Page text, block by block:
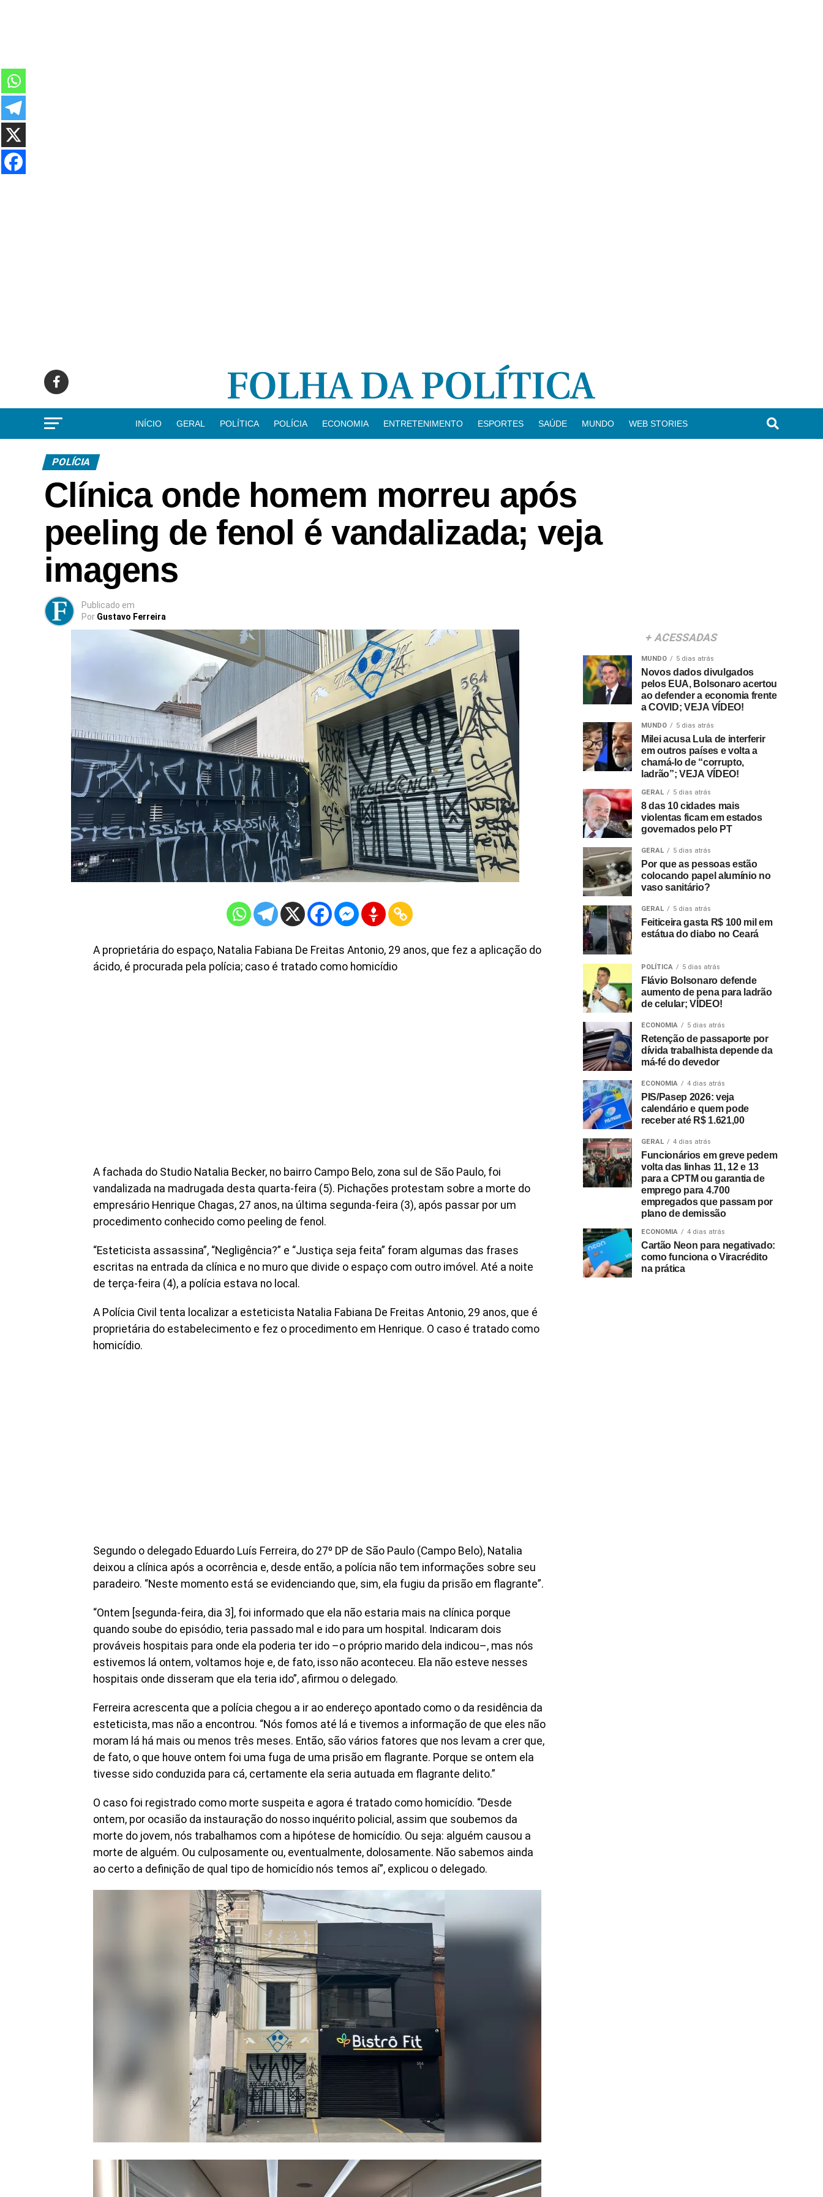
INÍCIO GERAL POLÍTICA POLÍCIA ECONOMIA ENTRETENIMENTO ESPORTES SAÚDE MUNDO WEB STORIES
POLÍCIA
Clínica onde homem morreu após
peeling de fenol é vandalizada; veja
imagens
Publicado em
Por Gustavo Ferreira
A proprietária do espaço, Natalia Fabiana De Freitas Antonio, 29 anos, que fez a aplicação do
ácido, é procurada pela polícia; caso é tratado como homicídio
A fachada do Studio Natalia Becker, no bairro Campo Belo, zona sul de São Paulo, foi
vandalizada na madrugada desta quarta-feira (5). Pichações protestam sobre a morte do
empresário Henrique Chagas, 27 anos, na última segunda-feira (3), após passar por um
procedimento conhecido como peeling de fenol.
“Esteticista assassina”, “Negligência?” e “Justiça seja feita” foram algumas das frases
escritas na entrada da clínica e no muro que divide o espaço com outro imóvel. Até a noite
de terça-feira (4), a polícia estava no local.
A Polícia Civil tenta localizar a esteticista Natalia Fabiana De Freitas Antonio, 29 anos, que é
proprietária do estabelecimento e fez o procedimento em Henrique. O caso é tratado como
homicídio.
Segundo o delegado Eduardo Luís Ferreira, do 27º DP de São Paulo (Campo Belo), Natalia
deixou a clínica após a ocorrência e, desde então, a polícia não tem informações sobre seu
paradeiro. “Neste momento está se evidenciando que, sim, ela fugiu da prisão em flagrante”.
“Ontem [segunda-feira, dia 3], foi informado que ela não estaria mais na clínica porque
quando soube do episódio, teria passado mal e ido para um hospital. Indicaram dois
prováveis hospitais para onde ela poderia ter ido –o próprio marido dela indicou–, mas nós
estivemos lá ontem, voltamos hoje e, de fato, isso não aconteceu. Ela não esteve nesses
hospitais onde disseram que ela teria ido”, afirmou o delegado.
Ferreira acrescenta que a polícia chegou a ir ao endereço apontado como o da residência da
esteticista, mas não a encontrou. “Nós fomos até lá e tivemos a informação de que eles não
moram lá há mais ou menos três meses. Então, são vários fatores que nos levam a crer que,
de fato, o que houve ontem foi uma fuga de uma prisão em flagrante. Porque se ontem ela
tivesse sido conduzida para cá, certamente ela seria autuada em flagrante delito.”
O caso foi registrado como morte suspeita e agora é tratado como homicídio. “Desde
ontem, por ocasião da instauração do nosso inquérito policial, assim que soubemos da
morte do jovem, nós trabalhamos com a hipótese de homicídio. Ou seja: alguém causou a
morte de alguém. Ou culposamente ou, eventualmente, dolosamente. Não sabemos ainda
ao certo a definição de qual tipo de homicídio nós temos aí”, explicou o delegado.
+ ACESSADAS
MUNDO 5 dias atrás
Novos dados divulgados
pelos EUA, Bolsonaro acertou
ao defender a economia frente
a COVID; VEJA VÍDEO!
MUNDO 5 dias atrás
Milei acusa Lula de interferir
em outros países e volta a
chamá-lo de “corrupto,
ladrão”; VEJA VÍDEO!
GERAL 5 dias atrás
8 das 10 cidades mais
violentas ficam em estados
governados pelo PT
GERAL 5 dias atrás
Por que as pessoas estão
colocando papel alumínio no
vaso sanitário?
GERAL 5 dias atrás
Feiticeira gasta R$ 100 mil em
estátua do diabo no Ceará
POLÍTICA 5 dias atrás
Flávio Bolsonaro defende
aumento de pena para ladrão
de celular; VÍDEO!
ECONOMIA 5 dias atrás
Retenção de passaporte por
dívida trabalhista depende da
má-fé do devedor
ECONOMIA 4 dias atrás
PIS/Pasep 2026: veja
calendário e quem pode
receber até R$ 1.621,00
GERAL 4 dias atrás
Funcionários em greve pedem
volta das linhas 11, 12 e 13
para a CPTM ou garantia de
emprego para 4.700
empregados que passam por
plano de demissão
ECONOMIA 4 dias atrás
Cartão Neon para negativado:
como funciona o Viracrédito
na prática